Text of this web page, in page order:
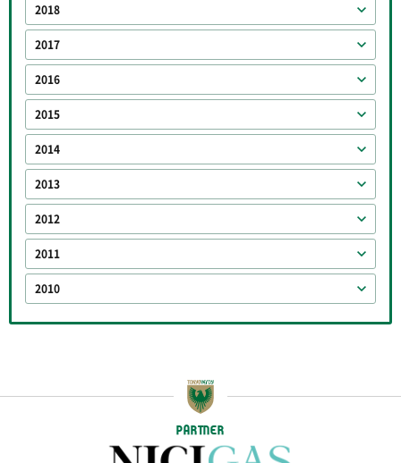
2018
2017
2016
2015
2014
2013
2012
2011
2010
PARTNER